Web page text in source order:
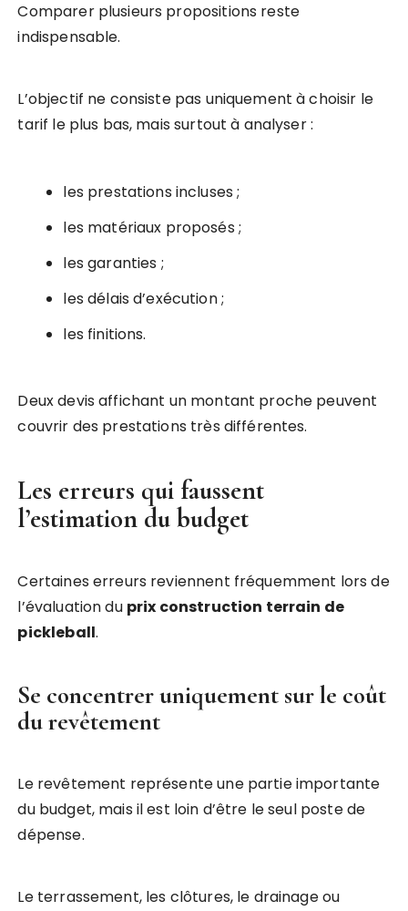
Comparer plusieurs propositions reste
indispensable.
L’objectif ne consiste pas uniquement à choisir le
tarif le plus bas, mais surtout à analyser :
les prestations incluses ;
les matériaux proposés ;
les garanties ;
les délais d’exécution ;
les finitions.
Deux devis affichant un montant proche peuvent
couvrir des prestations très différentes.
Les erreurs qui faussent
l’estimation du budget
Certaines erreurs reviennent fréquemment lors de
l’évaluation du prix construction terrain de
pickleball.
Se concentrer uniquement sur le coût
du revêtement
Le revêtement représente une partie importante
du budget, mais il est loin d’être le seul poste de
dépense.
Le terrassement, les clôtures, le drainage ou